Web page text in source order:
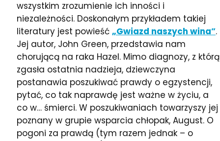
wszystkim zrozumienie ich inności i
niezależności. Doskonałym przykładem takiej
literatury jest powieść „Gwiazd naszych wina”.
Jej autor, John Green, przedstawia nam
chorującą na raka Hazel. Mimo diagnozy, z którą
zgasła ostatnia nadzieja, dziewczyna
postanawia poszukiwać prawdy o egzystencji,
pytać, co tak naprawdę jest ważne w życiu, a
co w… śmierci. W poszukiwaniach towarzyszy jej
poznany w grupie wsparcia chłopak, August. O
pogoni za prawdą (tym razem jednak – o